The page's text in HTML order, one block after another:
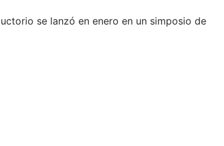
se lanzó en enero en un simposio de